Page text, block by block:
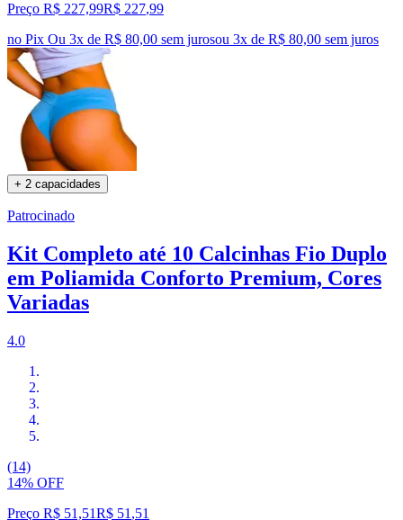
Preço R$ 227,99R$ 227,99
no Pix Ou 3x de R$ 80,00 sem jurosou 3x de R$ 80,00 sem juros
+ 2 capacidades
Patrocinado
Kit Completo até 10 Calcinhas Fio Duplo
em Poliamida Conforto Premium, Cores
Variadas
4.0
(14)
14% OFF
Preço R$ 51,51R$ 51 ,51